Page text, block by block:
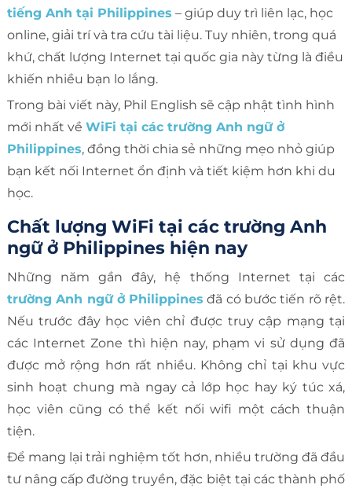
tiếng Anh tại Philippines – giúp duy trì liên lạc, học
online, giải trí và tra cứu tài liệu. Tuy nhiên, trong quá
khứ, chất lượng Internet tại quốc gia này từng là điều
khiến nhiều bạn lo lắng.
Trong bài viết này, Phil English sẽ cập nhật tình hình
mới nhất về WiFi tại các trường Anh ngữ ở
Philippines, đồng thời chia sẻ những mẹo nhỏ giúp
bạn kết nối Internet ổn định và tiết kiệm hơn khi du
học.
Chất lượng WiFi tại các trường Anh
ngữ ở Philippines hiện nay
Những năm gần đây, hệ thống Internet tại các
trường Anh ngữ ở Philippines đã có bước tiến rõ rệt.
Nếu trước đây học viên chỉ được truy cập mạng tại
các Internet Zone thì hiện nay, phạm vi sử dụng đã
được mở rộng hơn rất nhiều. Không chỉ tại khu vực
sinh hoạt chung mà ngay cả lớp học hay ký túc xá,
học viên cũng có thể kết nối wifi một cách thuận
tiện.
Để mang lại trải nghiệm tốt hơn, nhiều trường đã đầu
tư nâng cấp đường truyền, đặc biệt tại các thành phố